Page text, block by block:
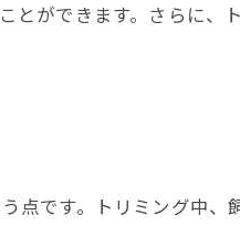
とができます。さらに、
点です。トリミング中、